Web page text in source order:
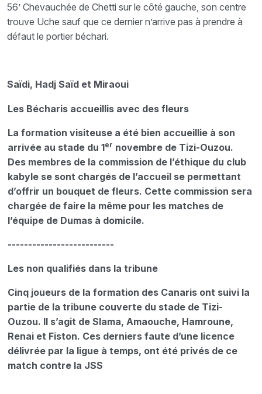
56’ Chevauchée de Chetti sur le côté gauche, son centre
trouve Uche sauf que ce dernier n’arrive pas à prendre à
défaut le portier béchari.
Saïdi, Hadj Saïd et Miraoui
Les Bécharis accueillis avec des fleurs
La formation visiteuse a été bien accueillie à son
arrivée au stade du 1er novembre de Tizi-Ouzou.
Des membres de la commission de l’éthique du club
kabyle se sont chargés de l’accueil se permettant
d’offrir un bouquet de fleurs. Cette commission sera
chargée de faire la même pour les matches de
l’équipe de Dumas à domicile.
--------------------------
Les non qualifiés dans la tribune
Cinq joueurs de la formation des Canaris ont suivi la
partie de la tribune couverte du stade de Tizi-
Ouzou. Il s’agit de Slama, Amaouche, Hamroune,
Renai et Fiston. Ces derniers faute d’une licence
délivrée par la ligue à temps, ont été privés de ce
match contre la JSS